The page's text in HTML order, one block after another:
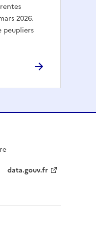
2026.
peupliers
data.gouv.fr